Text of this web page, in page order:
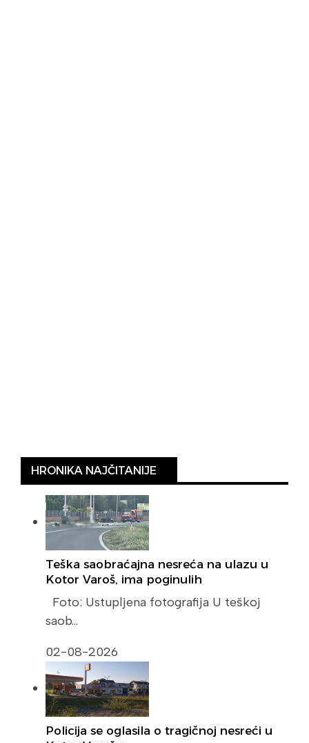
HRONIKA NAJČITANIJE
Teška saobraćajna nesreća na ulazu u
Kotor Varoš, ima poginulih
Foto: Ustupljena fotografija U teškoj
saob…
02-08-2026
Policija se oglasila o tragičnoj nesreći u